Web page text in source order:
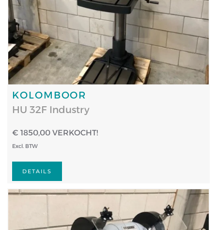
KOLOMBOOR
HU 32F Industry
€ 1850,00 VERKOCHT!
Excl. BTW
DETAILS